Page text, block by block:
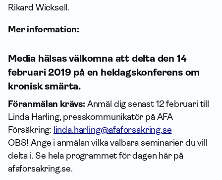
Rikard Wicksell.
Mer information:
Media hälsas välkomna att delta den 14
februari 2019 på en heldagskonferens om
kronisk smärta.
Föranmälan krävs: Anmäl dig senast 12 februari till
Linda Harling, presskommunikatör på AFA
Försäkring: linda.harling@afaforsakring.se
OBS! Ange i anmälan vilka valbara seminarier du vill
delta i. Se hela programmet för dagen här på
afaforsakring.se.